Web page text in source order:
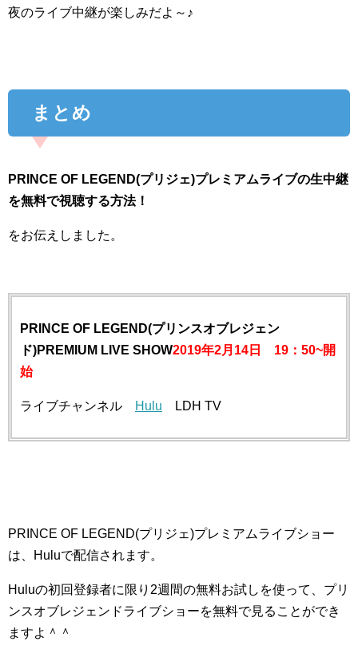
夜のライブ中継が楽しみだよ～♪
まとめ
PRINCE OF LEGEND(プリジェ)プレミアムライブの生中継
を無料で視聴する方法！
をお伝えしました。
PRINCE OF LEGEND(プリンスオブレジェン
ド)PREMIUM LIVE SHOW2019年2月14日 19：50~開
始
ライブチャンネル Hulu LDH TV
PRINCE OF LEGEND(プリジェ)プレミアムライブショー
は、Huluで配信されます。
Huluの初回登録者に限り2週間の無料お試しを使って、プリ
ンスオブレジェンドライブショーを無料で見ることができ
ますよ＾＾